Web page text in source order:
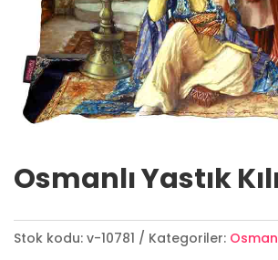
Osmanlı Yastık
Stok kodu: v-10781 Kategoriler: